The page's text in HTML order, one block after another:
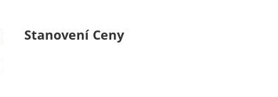
Stanovení Ceny